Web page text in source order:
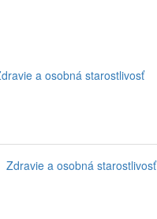
a osobná starostlivosť
Zdravie a osobná starostlivosť